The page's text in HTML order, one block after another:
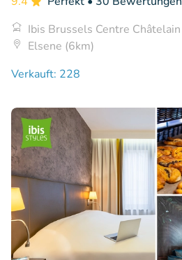
Ibis Brussels Centre Châtelain
Elsene (6km)
Verkauft: 228